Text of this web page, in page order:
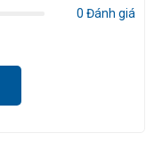
0 Đánh giá